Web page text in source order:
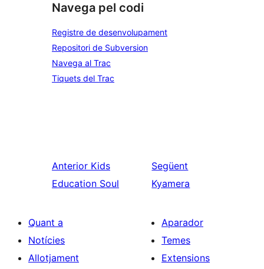
Navega pel codi
Registre de desenvolupament
Repositori de Subversion
Navega al Trac
Tiquets del Trac
Anterior Kids
Education Soul
Següent
Kyamera
Quant a
Notícies
Allotjament
Aparador
Temes
Extensions